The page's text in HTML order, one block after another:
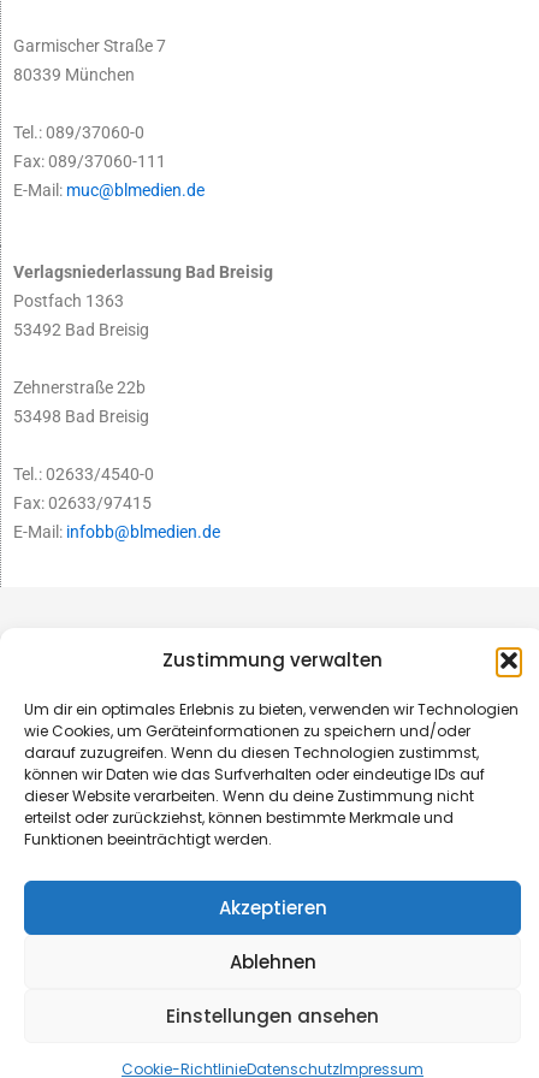
Zustimmung verwalten
Um dir ein optimales Erlebnis zu bieten, verwenden wir Technologien
wie Cookies, um Geräteinformationen zu speichern und/oder
darauf zuzugreifen. Wenn du diesen Technologien zustimmst,
können wir Daten wie das Surfverhalten oder eindeutige IDs auf
dieser Website verarbeiten. Wenn du deine Zustimmung nicht
erteilst oder zurückziehst, können bestimmte Merkmale und
Funktionen beeinträchtigt werden.
Akzeptieren
Ablehnen
Einstellungen ansehen
Cookie-RichtlinieDatenschutzImpressum
Garmischer Straße 7
80339 München
Tel.: 089/37060-0
Fax: 089/37060-111
E-Mail: muc@blmedien.de
Verlagsniederlassung Bad Breisig
Postfach 1363
53492 Bad Breisig
Zehnerstraße 22b
53498 Bad Breisig
Tel.: 02633/4540-0
Fax: 02633/97415
E-Mail: infobb@blmedien.de
Made with ♥ by HLT GmbH & Co. KG